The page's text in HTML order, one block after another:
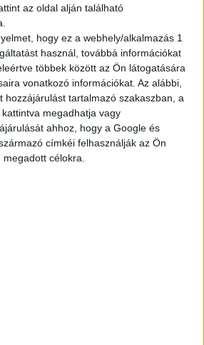
az oldal alján található
hogy ez a webhely/alkalmazás 1
használ, továbbá információkat
többek között az Ön látogatására
vonatkozó információkat. Az alábbi,
hozzájárulást tartalmazó szakaszban, a
megadhatja vagy
ahhoz, hogy a Google és
címkéi felhasználják az Ön
célokra.
kor, nyáron 15 (étteremtől
munkavégzés
diákmelót, ami tényleg
+ élet kombóval, dobj egy